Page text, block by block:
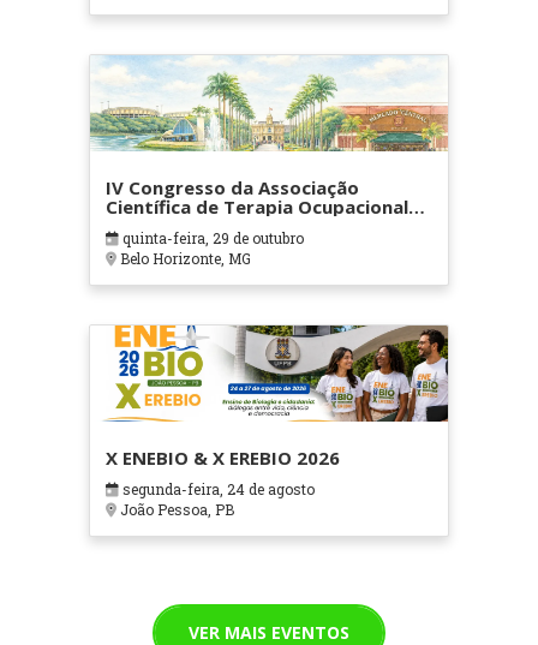
IV Congresso da Associação
Científica de Terapia Ocupacional
em Contextos Hospitalares e
Cuidados Paliativos - ATOHOSP
quinta-feira, 29 de outubro
Belo Horizonte, MG
X ENEBIO & X EREBIO 2026
segunda-feira, 24 de agosto
João Pessoa, PB
VER MAIS EVENTOS